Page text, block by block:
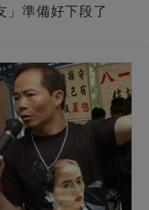
準備好下段了